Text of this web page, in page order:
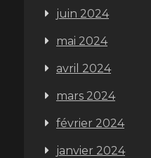
juin 2024
mai 2024
avril 2024
mars 2024
février 2024
janvier 2024